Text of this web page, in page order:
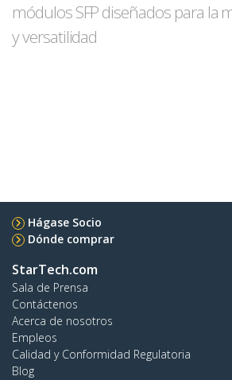
módulos SFP diseñados para la
y versatilidad
Hágase Socio
Dónde comprar
StarTech.com
Sala de Prensa
Contáctenos
Acerca de nosotros
Empleos
Calidad y Conformidad Regulatoria
Blog